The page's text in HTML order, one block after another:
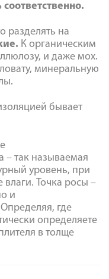
разделять на
К органическим
и даже мох.
минеральную
бывает
– так называемая
уровень, при
Точка росы –
и
где
определяете
в толще